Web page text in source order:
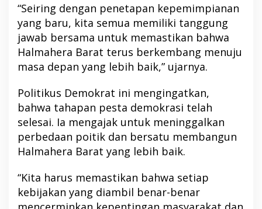
“Seiring dengan penetapan kepemimpianan
yang baru, kita semua memiliki tanggung
jawab bersama untuk memastikan bahwa
Halmahera Barat terus berkembang menuju
masa depan yang lebih baik,” ujarnya.
Politikus Demokrat ini mengingatkan,
bahwa tahapan pesta demokrasi telah
selesai. Ia mengajak untuk meninggalkan
perbedaan poitik dan bersatu membangun
Halmahera Barat yang lebih baik.
“Kita harus memastikan bahwa setiap
kebijakan yang diambil benar-benar